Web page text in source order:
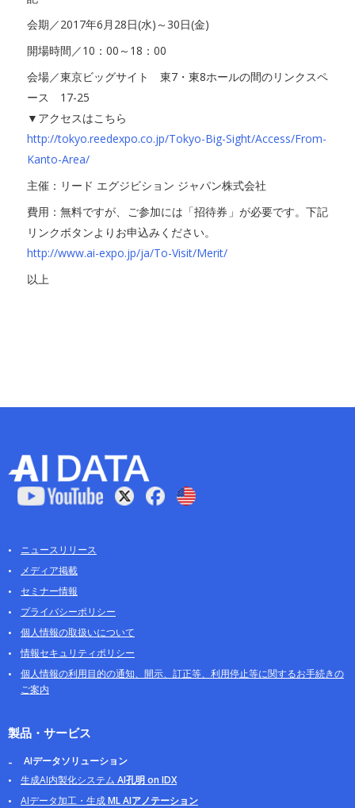
会期／2017年6月28日(水)～30日(金)
開場時間／10：00～18：00
会場／東京ビッグサイト 東7・東8ホールの間のリンクスペ
ース 17-25
▼アクセスはこちら
http://tokyo.reedexpo.co.jp/Tokyo-Big-Sight/Access/From-
Kanto-Area/
主催：リード エグジビション ジャパン株式会社
費用：無料ですが、ご参加には「招待券」が必要です。下記
リンクボタンよりお申込みください。
http://www.ai-expo.jp/ja/To-Visit/Merit/
以上
ニュースリリース
メディア掲載
セミナー情報
プライバシーポリシー
個人情報の取扱いについて
情報セキュリティポリシー
個人情報の利用目的の通知、開示、訂正等、利用停止等に関するお手続きの
ご案内
製品・サービス
AIデータソリューション
生成AI内製化システム AI孔明 on IDX
AIデータ加工・生成ML AIアノテーション